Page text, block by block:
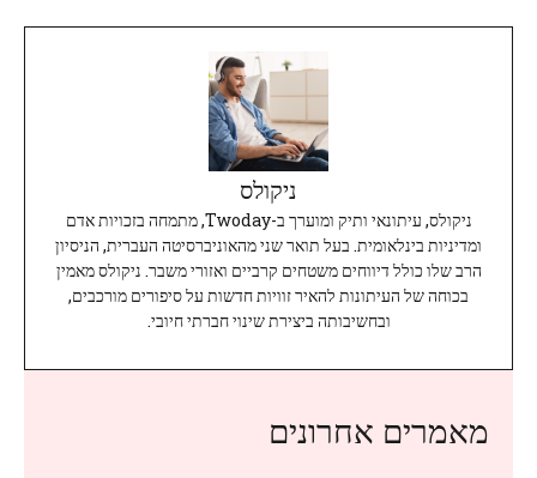
ניקולס
ניקולס, עיתונאי ותיק ומוערך ב-Twoday, מתמחה בזכויות אדם
ומדיניות בינלאומית. בעל תואר שני מהאוניברסיטה העברית, הניסיון
הרב שלו כולל דיווחים משטחים קרביים ואזורי משבר. ניקולס מאמין
בכוחה של העיתונות להאיר זוויות חדשות על סיפורים מורכבים,
ובחשיבותה ביצירת שינוי חברתי חיובי.
מאמרים אחרונים